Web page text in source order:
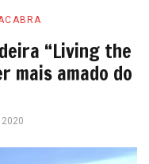
“Living the
mais amado do